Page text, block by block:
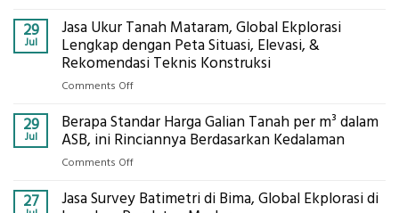
Solusi
Pemetaan
Presisi
Cara
Mendapatkan
Posisi
Industri
Migas
di
Berikut
29
Jul
Jasa Ukur Tanah Mataram, Global Ekplorasi
Lengkap dengan Peta Situasi, Elevasi, &
Rekomendasi Teknis Konstruksi
Comments Offon
Ukur
Tanah
Lengkap
29
Jul
Berapa Standar Harga Galian Tanah per m³ dalam
ASB, ini Rinciannya Berdasarkan Kedalaman
Comments Offon
Standar
27
Jasa Survey Batimetri di Bima, Global Ekplorasi di